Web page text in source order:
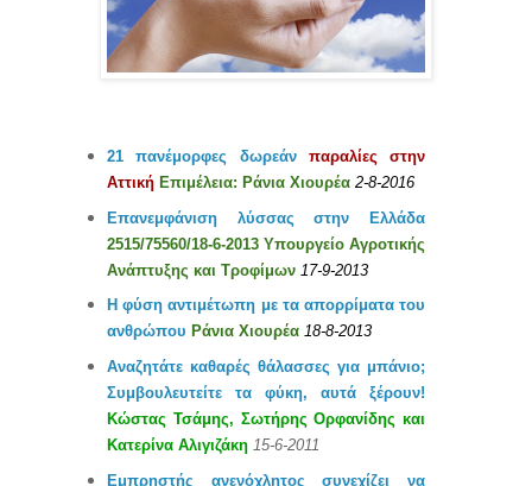
21 πανέμορφες δωρεάν παραλίες στην
Αττική Επιμέλεια: Ράνια Χιουρέα 2-8-2016
Επανεμφάνιση λύσσας στην Ελλάδα
2515/75560/18-6-2013 Υπουργείο Αγροτικής
Ανάπτυξης και Τροφίμων 17-9-2013
Η φύση αντιμέτωπη με τα απορρίματα του
ανθρώπου Ράνια Χιουρέα 18-8-2013
Αναζητάτε καθαρές θάλασσες για μπάνιο;
Συμβουλευτείτε τα φύκη, αυτά ξέρουν!
Κώστας Τσάμης, Σωτήρης Ορφανίδης και
Κατερίνα Αλιγιζάκη 15-6-2011
Εμπρηστής ανενόχλητος συνεχίζει να